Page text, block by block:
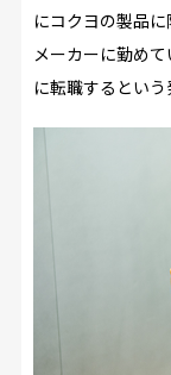
にコクヨの製品
メーカーに勤め
に転職するとい